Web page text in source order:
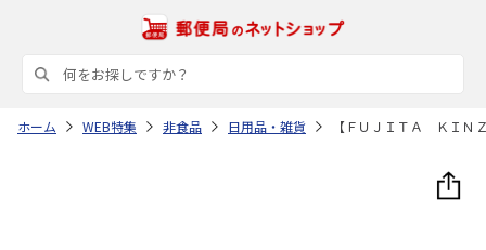
ホーム WEB特集 非食品 日用品・雑貨 【ＦＵＪＩＴＡ ＫＩＮ